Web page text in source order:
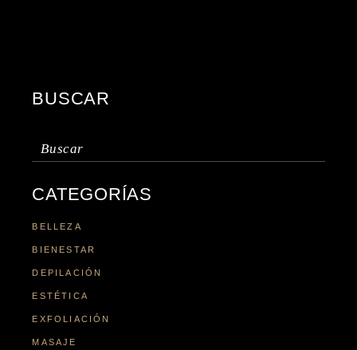
BUSCAR
CATEGORÍAS
BELLEZA
BIENESTAR
DEPILACIÓN
ESTÉTICA
EXFOLIACIÓN
MASAJE